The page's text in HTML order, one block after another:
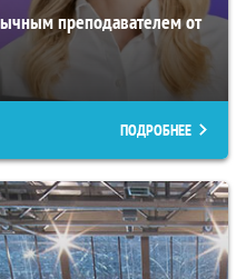
преподавателем от
ПОДРОБНЕЕ